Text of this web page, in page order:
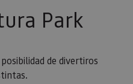
Park
de divertiros